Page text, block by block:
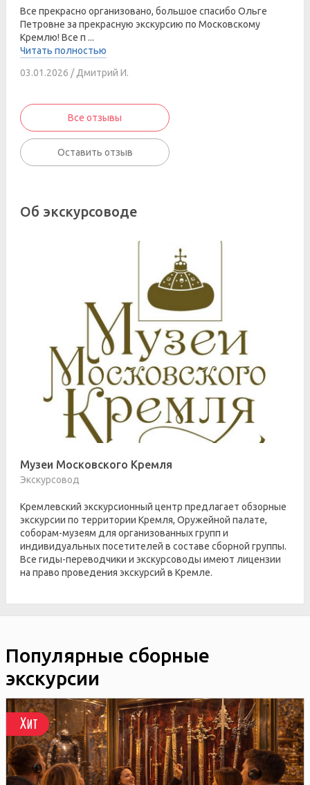
Все прекрасно организовано, большое спасибо Ольге
Петровне за прекрасную экскурсию по Московскому
Кремлю! Все п ...
Читать полностью
03.01.2026 / Дмитрий И.
Все отзывы
Оставить отзыв
Об экскурсоводе
Музеи Московского Кремля
Экскурсовод
Кремлевский экскурсионный центр предлагает обзорные
экскурсии по территории Кремля, Оружейной палате,
соборам-музеям для организованных групп и
индивидуальных посетителей в составе сборной группы.
Все гиды-переводчики и экскурсоводы имеют лицензии
на право проведения экскурсий в Кремле.
Популярные сборные
экскурсии
Хит